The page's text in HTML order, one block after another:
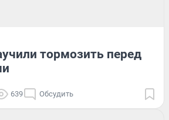
тормозить перед
639 Обсудить